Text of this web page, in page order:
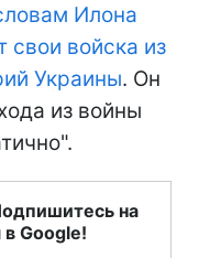
Илона
свои войска из
Украины. Он
из войны
на
Google!